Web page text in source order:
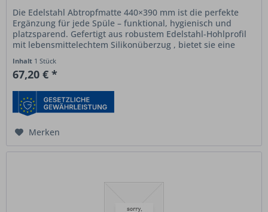
Die Edelstahl Abtropfmatte 440×390 mm ist die perfekte
Ergänzung für jede Spüle – funktional, hygienisch und
platzsparend. Gefertigt aus robustem Edelstahl-Hohlprofil
mit lebensmittelechtem Silikonüberzug , bietet sie eine
Inhalt 1 Stück
67,20 € *
Merken